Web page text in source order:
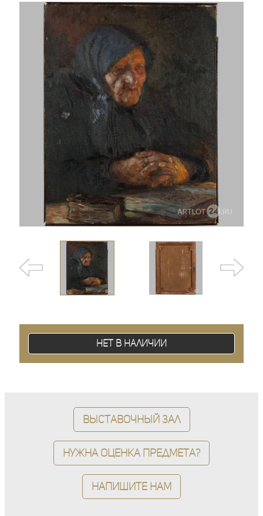
Нет в наличии
Выставочный зал
Нужна оценка предмета?
Напишите нам